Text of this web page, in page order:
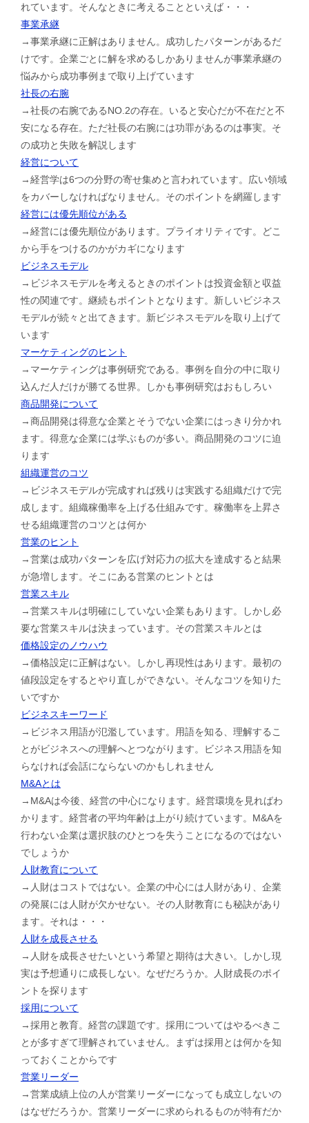
れています。そんなときに考えることといえば・・・
事業承継
→事業承継に正解はありません。成功したパターンがあるだ
けです。企業ごとに解を求めるしかありませんが事業承継の
悩みから成功事例まで取り上げています
社長の右腕
→社長の右腕であるNO.2の存在。いると安心だが不在だと不
安になる存在。ただ社長の右腕には功罪があるのは事実。そ
の成功と失敗を解説します
経営について
→経営学は6つの分野の寄せ集めと言われています。広い領域
をカバーしなければなりません。そのポイントを網羅します
経営には優先順位がある
→経営には優先順位があります。プライオリティです。どこ
から手をつけるのかがカギになります
ビジネスモデル
→ビジネスモデルを考えるときのポイントは投資金額と収益
性の関連です。継続もポイントとなります。新しいビジネス
モデルが続々と出てきます。新ビジネスモデルを取り上げて
います
マーケティングのヒント
→マーケティングは事例研究である。事例を自分の中に取り
込んだ人だけが勝てる世界。しかも事例研究はおもしろい
商品開発について
→商品開発は得意な企業とそうでない企業にはっきり分かれ
ます。得意な企業には学ぶものが多い。商品開発のコツに迫
ります
組織運営のコツ
→ビジネスモデルが完成すれば残りは実践する組織だけで完
成します。組織稼働率を上げる仕組みです。稼働率を上昇さ
せる組織運営のコツとは何か
営業のヒント
→営業は成功パターンを広げ対応力の拡大を達成すると結果
が急増します。そこにある営業のヒントとは
営業スキル
→営業スキルは明確にしていない企業もあります。しかし必
要な営業スキルは決まっています。その営業スキルとは
価格設定のノウハウ
→価格設定に正解はない。しかし再現性はあります。最初の
値段設定をするとやり直しができない。そんなコツを知りた
いですか
ビジネスキーワード
→ビジネス用語が氾濫しています。用語を知る、理解するこ
とがビジネスへの理解へとつながります。ビジネス用語を知
らなければ会話にならないのかもしれません
M&Aとは
→M&Aは今後、経営の中心になります。経営環境を見ればわ
かります。経営者の平均年齢は上がり続けています。M&Aを
行わない企業は選択肢のひとつを失うことになるのではない
でしょうか
人財教育について
→人財はコストではない。企業の中心には人財があり、企業
の発展には人財が欠かせない。その人財教育にも秘訣があり
ます。それは・・・
人財を成長させる
→人財を成長させたいという希望と期待は大きい。しかし現
実は予想通りに成長しない。なぜだろうか。人財成長のポイ
ントを探ります
採用について
→採用と教育。経営の課題です。採用についてはやるべきこ
とが多すぎて理解されていません。まずは採用とは何かを知
っておくことからです
営業リーダー
→営業成績上位の人が営業リーダーになっても成立しないの
はなぜだろうか。営業リーダーに求められるものが特有だか